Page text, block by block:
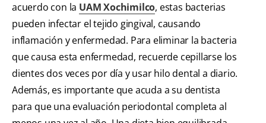
acuerdo con la UAM Xochimilco, estas bacterias
pueden infectar el tejido gingival, causando
inflamación y enfermedad. Para eliminar la bacteria
que causa esta enfermedad, recuerde cepillarse los
dientes dos veces por día y usar hilo dental a diario.
Además, es importante que acuda a su dentista
para que una evaluación periodontal completa al